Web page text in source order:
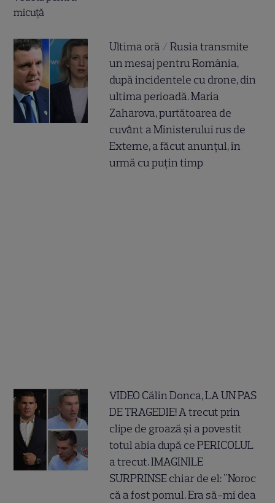
Ultima oră / Rusia transmite
un mesaj pentru România,
după incidentele cu drone, din
ultima perioadă. Maria
Zaharova, purtătoarea de
cuvânt a Ministerului rus de
Externe, a făcut anunțul, în
urmă cu puțin timp
VIDEO Călin Donca, LA UN PAS
DE TRAGEDIE! A trecut prin
clipe de groază și a povestit
totul abia după ce PERICOLUL
a trecut. IMAGINILE
SURPRINSE chiar de el: "Noroc
că a fost pomul. Era să-mi dea